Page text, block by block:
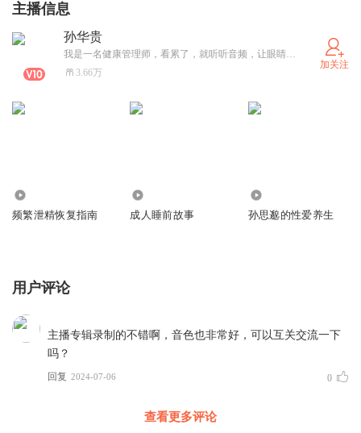
主播信息
孙华贵
我是一名健康管理师，看累了，就听听音频，让眼睛休息一下。
3.66万
加关注
频繁泄精恢复指南 成人睡前故事 孙思邈的性爱养生
用户评论
主播专辑录制的不错啊，音色也非常好，可以互关交流一下
吗？
回复 2024-07-06 0
查看更多评论